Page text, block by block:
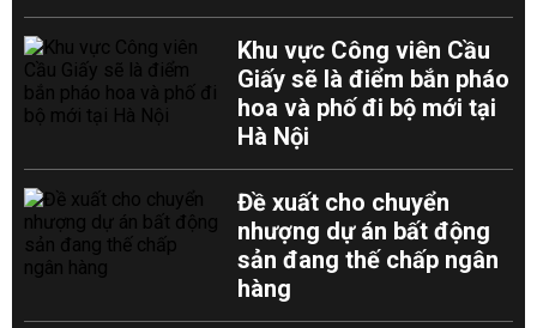
Khu vực Công viên Cầu
Giấy sẽ là điểm bắn pháo
hoa và phố đi bộ mới tại
Hà Nội
Đề xuất cho chuyển
nhượng dự án bất động
sản đang thế chấp ngân
hàng